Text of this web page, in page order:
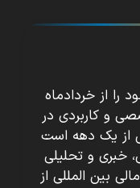
را از خردادماه
و کاربردی در
از یک دهه است
خبری و تحلیلی
بین المللی از